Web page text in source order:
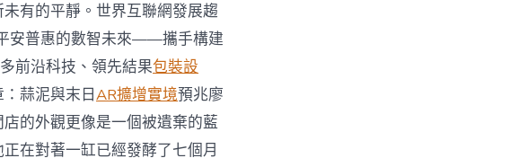
有的平靜。世界互聯網發展趨
安普惠的數智未來——攜手構建
前沿科技、領先結果包裝設
蒜泥與末日AR擴增實境預兆廖
的外觀更像是一個被遺棄的藍
在對著一缸已經發酵了七個月